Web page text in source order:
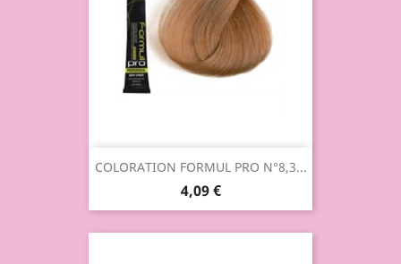
COLORATION FORMUL PRO N°8,3...
4,09 €